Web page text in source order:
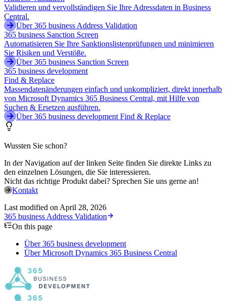
Validieren und vervollständigen Sie Ihre Adressdaten in Business
Central.
Über 365 business Address Validation
365 business Sanction Screen
Automatisieren Sie Ihre Sanktionslistenprüfungen und minimieren
Sie Risiken und Verstöße.
Über 365 business Sanction Screen
365 business development
Find & Replace
Massendatenänderungen einfach und unkompliziert, direkt innerhalb
von Microsoft Dynamics 365 Business Central, mit Hilfe von
Suchen & Ersetzen ausführen.
Über 365 business development Find & Replace
Wussten Sie schon?
In der Navigation auf der linken Seite finden Sie direkte Links zu
den einzelnen Lösungen, die Sie interessieren.
Nicht das richtige Produkt dabei? Sprechen Sie uns gerne an!
Kontakt
Last modified on April 28, 2026
365 business Address Validation
On this page
Über 365 business development
Über Microsoft Dynamics 365 Business Central